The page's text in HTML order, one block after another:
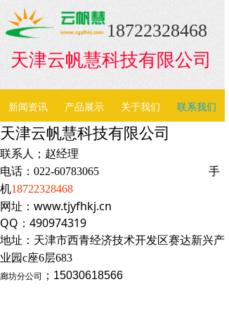
天津云帆慧科技有限公司
18722328468
新闻资讯 产品展示 关于我们 联系我们
天津云帆慧科技有限公司
联系人；赵经理
电话：022-60783065 手
机18722328468
网址：www.tjyfhkj.cn
QQ：490974319
地址：天津市西青经济技术开发区赛达新兴产
业园c座6层683
廊坊分公司 ；15030618566